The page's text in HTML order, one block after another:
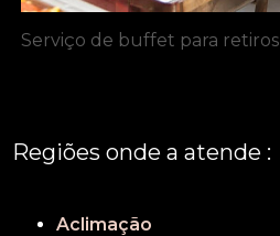
Serviço de buffet para retiros
Regiões onde a atende :
Aclimação